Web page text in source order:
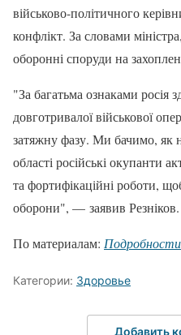
військово-політичного
конфлікт. За словами
оборонні споруди на
"За багатьма ознаками росія
довготривалої військової
затяжну фазу. Ми бачимо, як
області російські окупанти
та фортифікаційні роботи,
оборони", — заявив Резніков.
По материалам: Подробности
Категории: Здоровье
Добавить